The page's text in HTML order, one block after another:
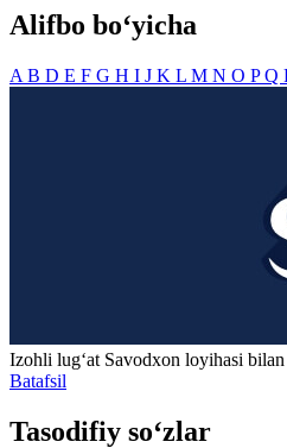
Alifbo bo‘yicha
A B D E F G H I J K L M N O PQ
Izohli lugʻat Savodxon loyihasi
Batafsil
Tasodifiy so‘zlar